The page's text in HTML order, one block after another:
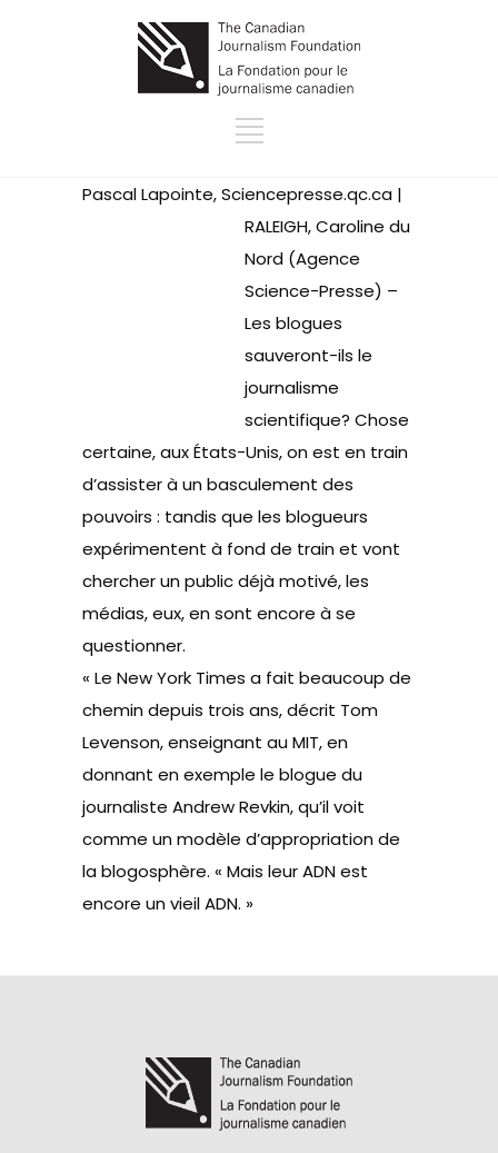
Pascal Lapointe, Sciencepresse.qc.ca |
RALEIGH, Caroline du
Nord (Agence
Science-Presse) –
Les blogues
sauveront-ils le
journalisme
scientifique? Chose
certaine, aux États-Unis, on est en train
d’assister à un basculement des
pouvoirs : tandis que les blogueurs
expérimentent à fond de train et vont
chercher un public déjà motivé, les
médias, eux, en sont encore à se
questionner.
« Le New York Times a fait beaucoup de
chemin depuis trois ans, décrit Tom
Levenson, enseignant au MIT, en
donnant en exemple le blogue du
journaliste Andrew Revkin, qu’il voit
comme un modèle d’appropriation de
la blogosphère. « Mais leur ADN est
encore un vieil ADN. »